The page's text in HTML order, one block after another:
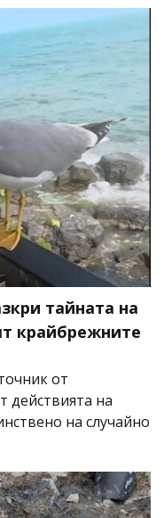
тайната на
крайбрежните
от
действията на
на случайно